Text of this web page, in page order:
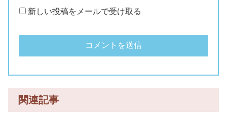
新しい投稿をメールで受け取る
関連記事